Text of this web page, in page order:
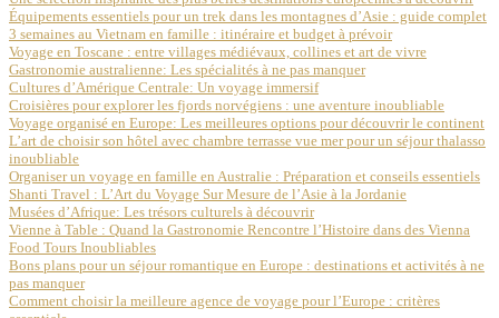
Équipements essentiels pour un trek dans les montagnes d’Asie : guide complet
3 semaines au Vietnam en famille : itinéraire et budget à prévoir
Voyage en Toscane : entre villages médiévaux, collines et art de vivre
Gastronomie australienne: Les spécialités à ne pas manquer
Cultures d’Amérique Centrale: Un voyage immersif
Croisières pour explorer les fjords norvégiens : une aventure inoubliable
Voyage organisé en Europe: Les meilleures options pour découvrir le continent
L’art de choisir son hôtel avec chambre terrasse vue mer pour un séjour thalasso
inoubliable
Organiser un voyage en famille en Australie : Préparation et conseils essentiels
Shanti Travel : L’Art du Voyage Sur Mesure de l’Asie à la Jordanie
Musées d’Afrique: Les trésors culturels à découvrir
Vienne à Table : Quand la Gastronomie Rencontre l’Histoire dans des Vienna
Food Tours Inoubliables
Bons plans pour un séjour romantique en Europe : destinations et activités à ne
pas manquer
Comment choisir la meilleure agence de voyage pour l’Europe : critères